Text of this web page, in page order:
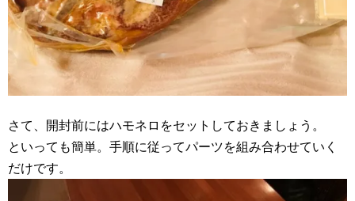
さて、開封前にはハモネロをセットしておきましょう。
といっても簡単。手順に従ってパーツを組み合わせていく
だけです。